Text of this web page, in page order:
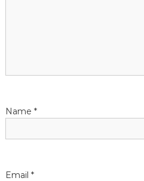
o
Name *
Email *